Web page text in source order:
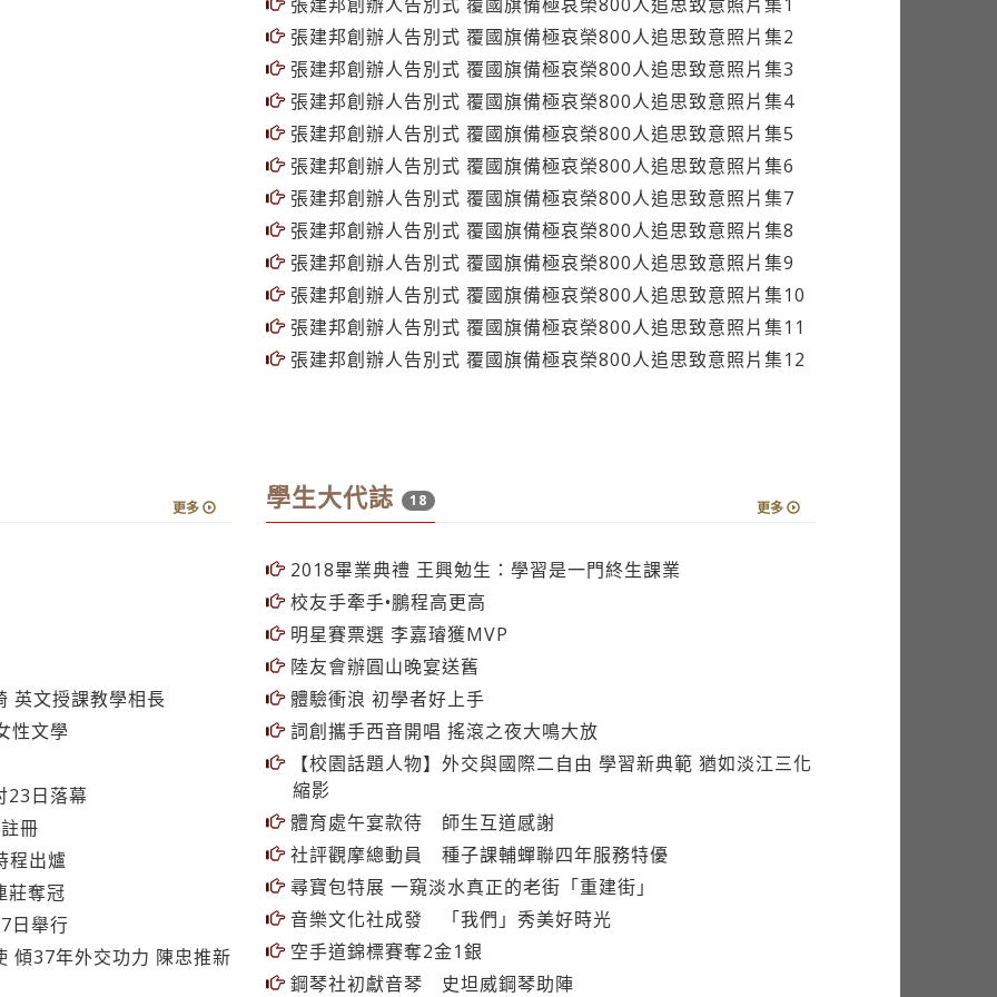
張建邦創辦人告別式 覆國旗備極哀榮800人追思致意照片集1
張建邦創辦人告別式 覆國旗備極哀榮800人追思致意照片集2
張建邦創辦人告別式 覆國旗備極哀榮800人追思致意照片集3
張建邦創辦人告別式 覆國旗備極哀榮800人追思致意照片集4
張建邦創辦人告別式 覆國旗備極哀榮800人追思致意照片集5
張建邦創辦人告別式 覆國旗備極哀榮800人追思致意照片集6
張建邦創辦人告別式 覆國旗備極哀榮800人追思致意照片集7
張建邦創辦人告別式 覆國旗備極哀榮800人追思致意照片集8
張建邦創辦人告別式 覆國旗備極哀榮800人追思致意照片集9
張建邦創辦人告別式 覆國旗備極哀榮800人追思致意照片集10
張建邦創辦人告別式 覆國旗備極哀榮800人追思致意照片集11
張建邦創辦人告別式 覆國旗備極哀榮800人追思致意照片集12
更多
英文授課教學相長
性文學
23日落幕
冊
程出爐
莊奪冠
日舉行
傾37年外交功力 陳忠推新
學生大代誌 18 更多
2018畢業典禮 王興勉生：學習是一門終生課業
校友手牽手•鵬程高更高
明星賽票選 李嘉璿獲MVP
陸友會辦圓山晚宴送舊
體驗衝浪 初學者好上手
詞創攜手西音開唱 搖滾之夜大鳴大放
【校園話題人物】外交與國際二自由 學習新典範 猶如淡江三化
縮影
體育處午宴款待 師生互道感謝
社評觀摩總動員 種子課輔蟬聯四年服務特優
尋寶包特展 一窺淡水真正的老街「重建街」
音樂文化社成發 「我們」秀美好時光
空手道錦標賽奪2金1銀
鋼琴社初獻音琴 史坦威鋼琴助陣